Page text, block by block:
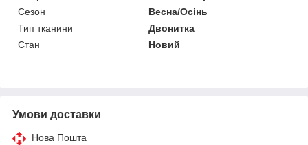
Сезон
Весна/Осінь
Тип тканини
Двонитка
Стан
Новий
Умови доставки
Нова Пошта